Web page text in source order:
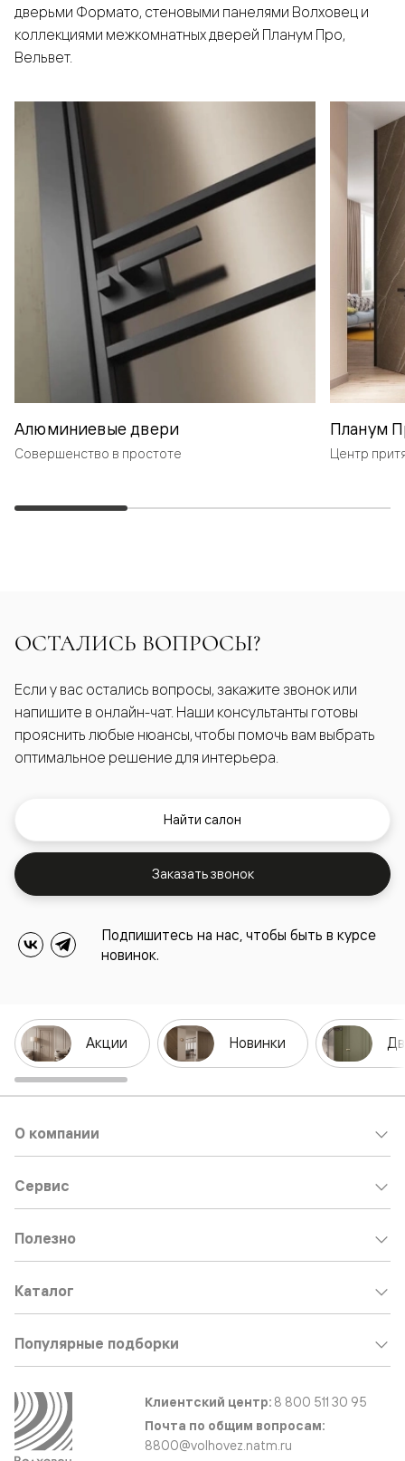
дверьми Формато, стеновыми панелями Волховец и
коллекциями межкомнатных дверей Планум Про,
Вельвет.
Алюминиевые двери
Совершенство в простоте
Планум
Центр
ОСТАЛИСЬ ВОПРОСЫ?
Если у вас остались вопросы, закажите звонок или
напишите в онлайн-чат. Наши консультанты готовы
прояснить любые нюансы, чтобы помочь вам выбрать
оптимальное решение для интерьера.
Найти салон
Заказать звонок
Подпишитесь на нас, чтобы быть в курсе
новинок.
Акции Новинки
О компании
Сервис
Полезно
Каталог
Популярные подборки
Клиентский центр: 8 800 511 30 95
Почта по общим вопросам:
8800@volhovez.natm.ru